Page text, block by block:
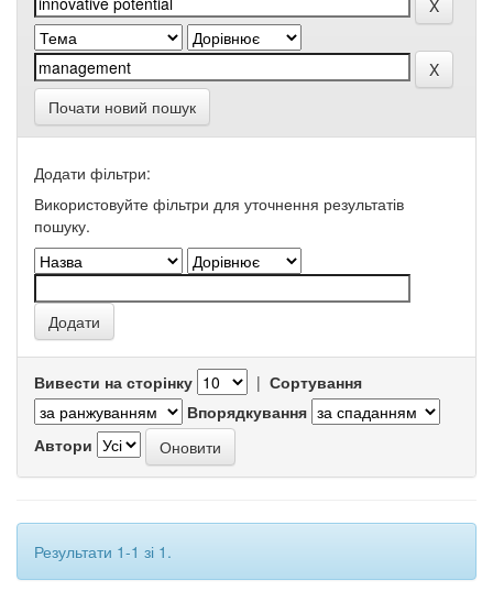
Почати новий пошук
Додати фільтри:
Використовуйте фільтри для уточнення результатів
пошуку.
Вивести на сторінку | Сортування
Впорядкування
Автори
Результати 1-1 зі 1.